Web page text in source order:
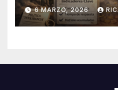
6 MARZO, 2026